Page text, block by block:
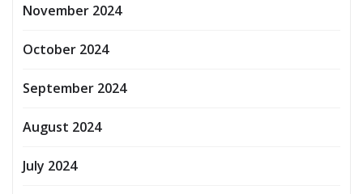
November 2024
October 2024
September 2024
August 2024
July 2024